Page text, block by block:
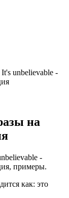
It's unbelievable -
на
-
примеры.
как: это